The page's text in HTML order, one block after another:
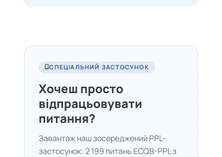
СПЕЦІАЛЬНИЙ ЗАСТОСУНОК
Хочеш просто
відпрацьовувати
питання?
Завантаж наш зосереджений PPL-
застосунок: 2 199 питань ECQB-PPL з